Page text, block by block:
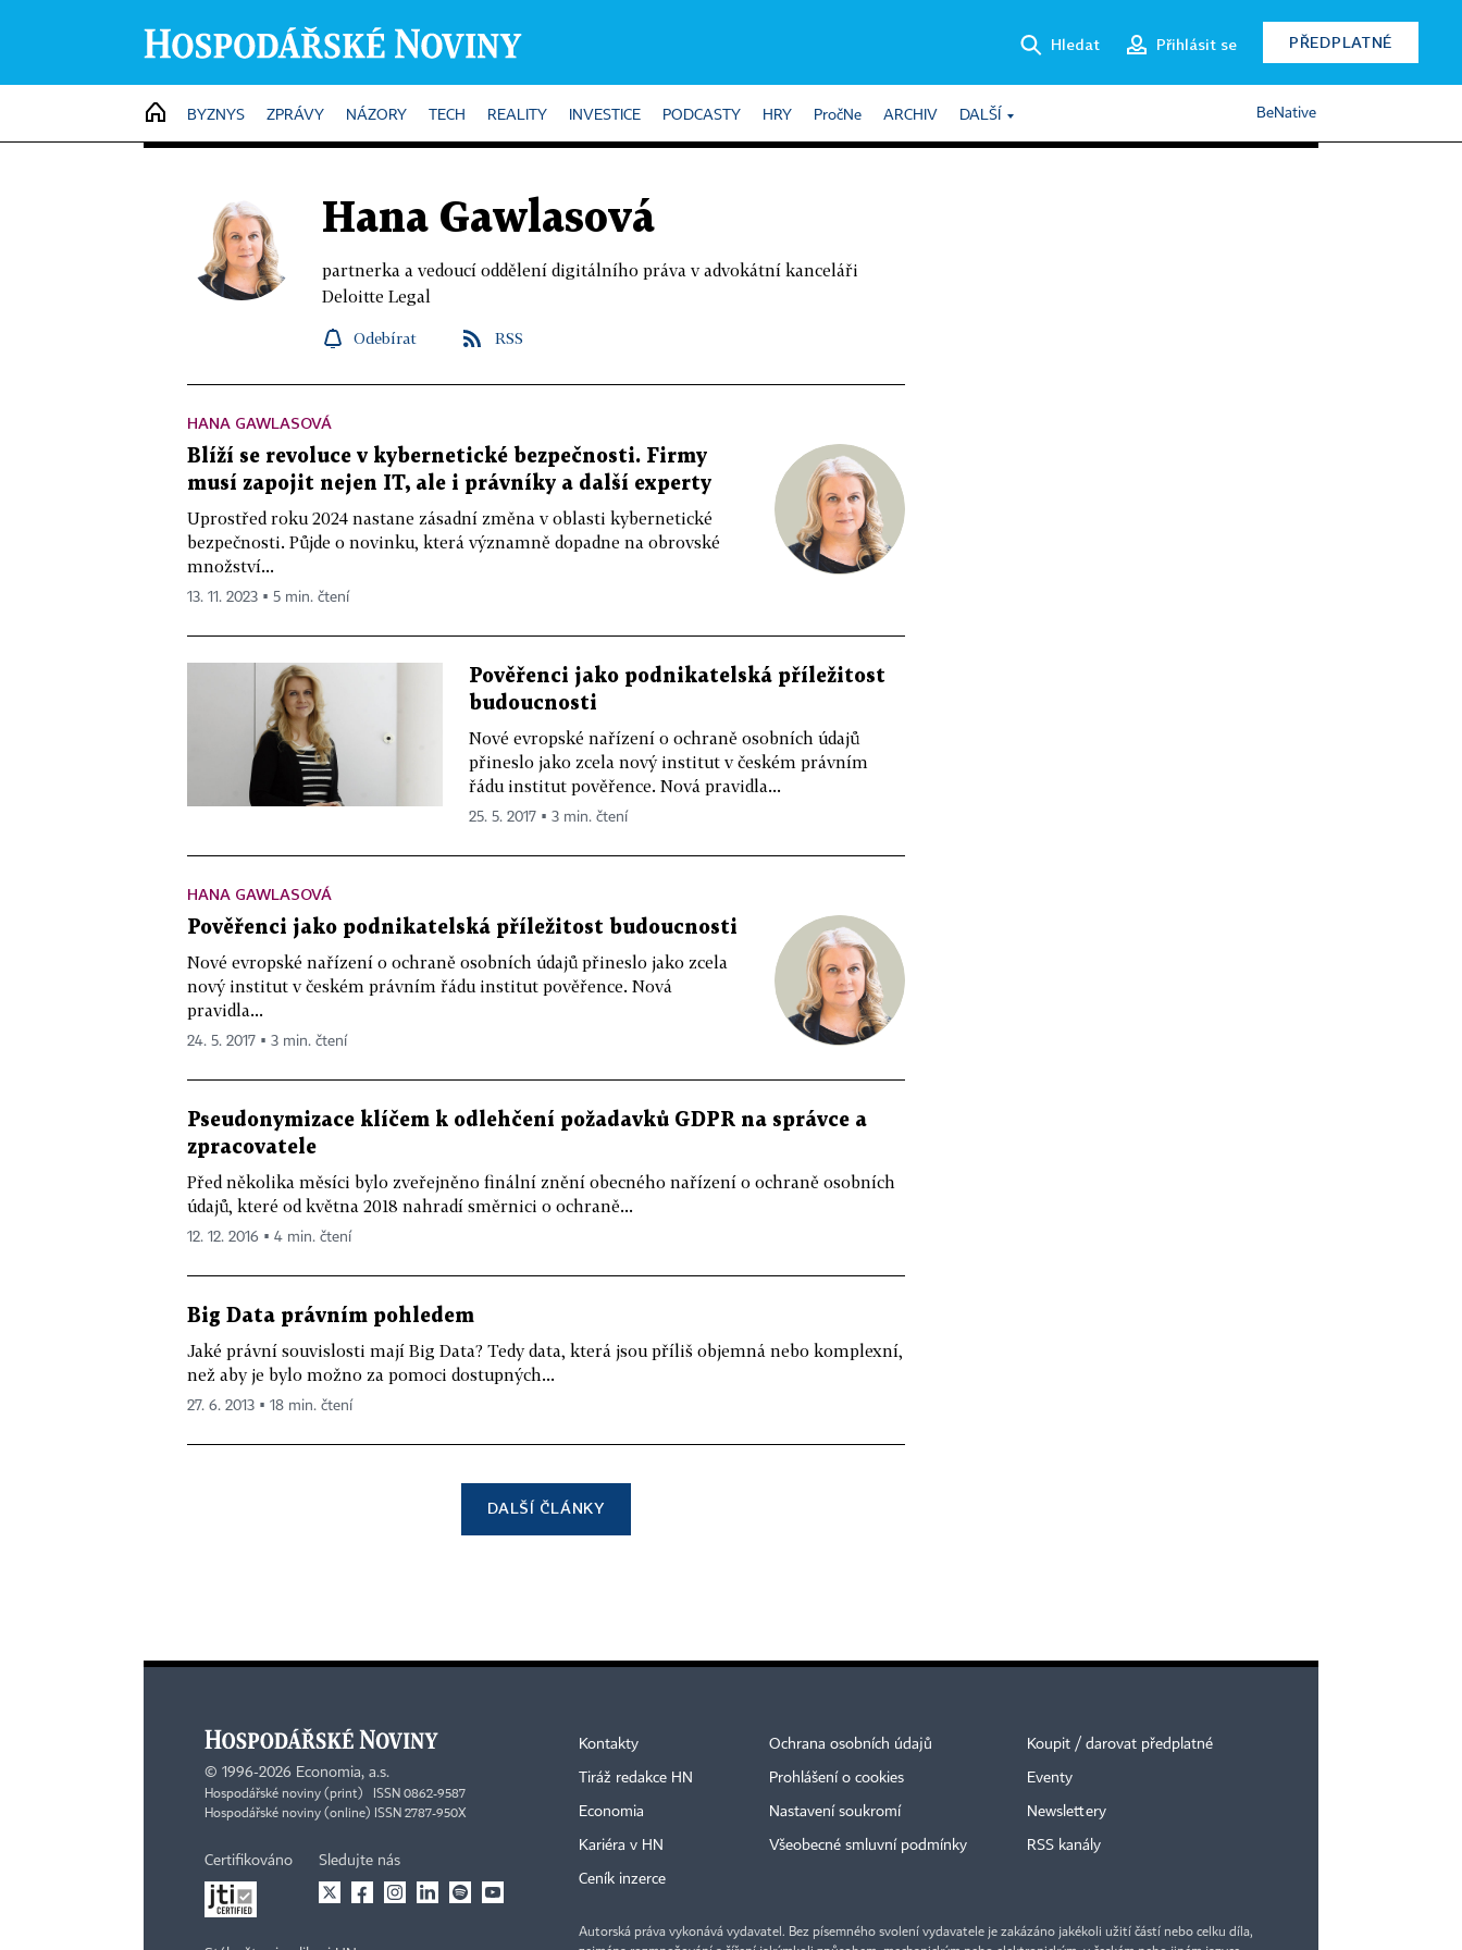
Hledat Přihlásit se PŘEDPLATNÉ
HOME
BYZNYS ZPRÁVY NÁZORY TECH REALITY INVESTICE PODCASTY HRY PročNe ARCHIV DALŠÍ BeNative
Hana Gawlasová
partnerka a vedoucí oddělení digitálního práva v advokátní kanceláři
Deloitte Legal
Odebírat RSS
HANA GAWLASOVÁ
Blíží se revoluce v kybernetické bezpečnosti. Firmy
musí zapojit nejen IT, ale i právníky a další experty
Uprostřed roku 2024 nastane zásadní změna v oblasti kybernetické
bezpečnosti. Půjde o novinku, která významně dopadne na obrovské
množství...
13. 11. 2023 ▪ 5 min. čtení
Pověřenci jako podnikatelská příležitost
budoucnosti
Nové evropské nařízení o ochraně osobních údajů
přineslo jako zcela nový institut v českém právním
řádu institut pověřence. Nová pravidla...
25. 5. 2017 ▪ 3 min. čtení
HANA GAWLASOVÁ
Pověřenci jako podnikatelská příležitost budoucnosti
Nové evropské nařízení o ochraně osobních údajů přineslo jako zcela
nový institut v českém právním řádu institut pověřence. Nová
pravidla...
24. 5. 2017 ▪ 3 min. čtení
Pseudonymizace klíčem k odlehčení požadavků GDPR na správce a
zpracovatele
Před několika měsíci bylo zveřejněno finální znění obecného nařízení o ochraně osobních
údajů, které od května 2018 nahradí směrnici o ochraně...
12. 12. 2016 ▪ 4 min. čtení
Big Data právním pohledem
Jaké právní souvislosti mají Big Data? Tedy data, která jsou příliš objemná nebo komplexní,
než aby je bylo možno za pomoci dostupných...
27. 6. 2013 ▪ 18 min. čtení
DALŠÍ ČLÁNKY
© 1996-2026 Economia, a.s.
Hospodářské noviny (print) ISSN 0862-9587
Hospodářské noviny (online) ISSN 2787-950X
Certifikováno Sledujte nás
Kontakty
Tiráž redakce HN
Economia
Kariéra v HN
Ceník inzerce
Ochrana osobních údajů
Prohlášení o cookies
Nastavení soukromí
Všeobecné smluvní podmínky
Koupit / darovat předplatné
Eventy
Newslettery
RSS kanály
Autorská práva vykonává vydavatel. Bez písemného svolení vydavatele je zakázáno jakékoli užití částí nebo celku díla,